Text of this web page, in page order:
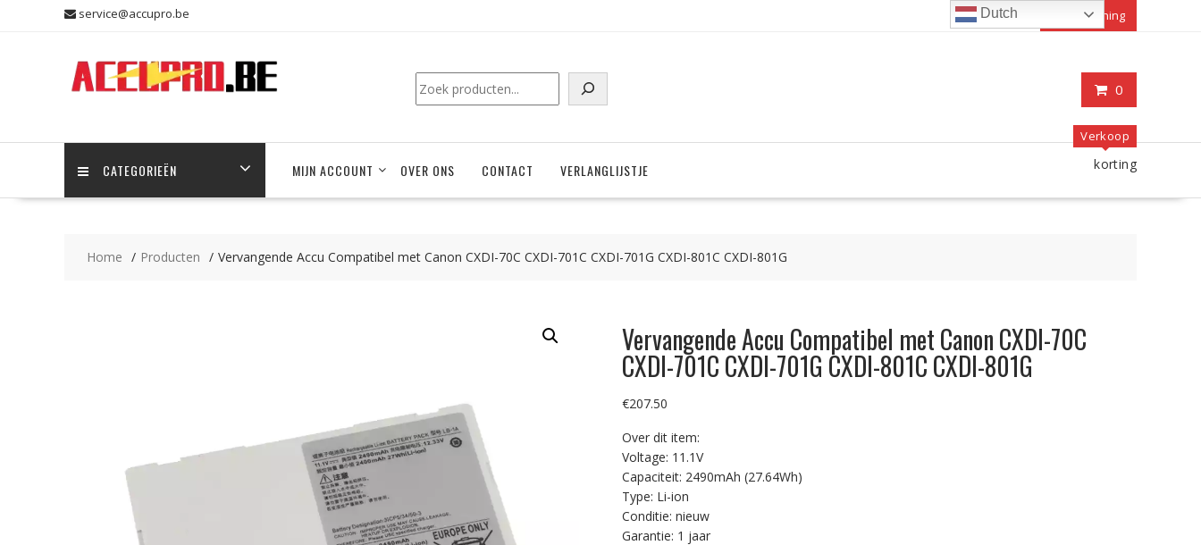
service@accupro.be Mijn rekening
0
Zoeken
CATEGORIEËN MIJN ACCOUNT OVER ONS CONTACT VERLANGLIJSTJE
Verkoop
korting
Home Producten Vervangende Accu Compatibel met Canon CXDI-70C CXDI-701C CXDI-701G CXDI-801C CXDI-801G
Vervangende Accu Compatibel met Canon CXDI-70C
CXDI-701C CXDI-701G CXDI-801C CXDI-801G
€207.50
Over dit item:
Voltage: 11.1V
Capaciteit: 2490mAh (27.64Wh)
Type: Li-ion
Conditie: nieuw
Garantie: 1 jaar
Dutch